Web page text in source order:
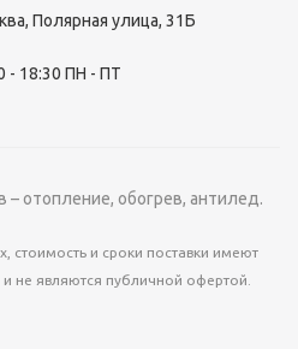
Полярная улица, 31Б
- 18:30 ПН - ПТ
отопление, обогрев, антилед.
стоимость и сроки поставки имеют
не являются публичной офертой.